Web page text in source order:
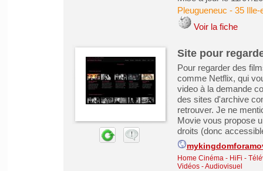
Pleugueneuc - 35 Ille-
Voir la fiche
Site pour
Pour regarder des
comme Netflix, qui
video à la demande
des sites d'archive
retrouver. Je ne
Movie vous propose
droits (donc
Home Cinéma - HiFi -
Vidéos - Audiovisuel